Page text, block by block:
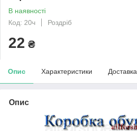
В наявності
Код: 20ч
Роздріб
22 ₴
Опис Характеристики Доставка
Опис